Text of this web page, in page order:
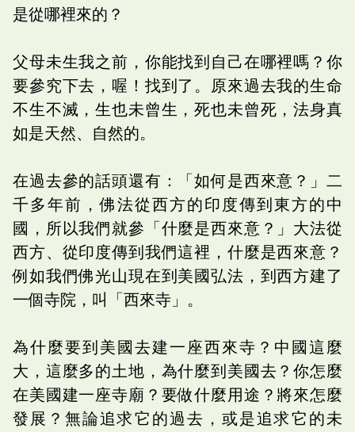
是從哪裡來的？
父母未生我之前，你能找到自己在哪裡嗎？你
要參究下去，喔！找到了。原來過去我的生命
不生不滅，生也未曾生，死也未曾死，法身真
如是天然、自然的。
在過去參的話頭還有：「如何是西來意？」二
千多年前，佛法從西方的印度傳到東方的中
國，所以我們就參「什麼是西來意？」大法從
西方、從印度傳到我們這裡，什麼是西來意？
例如我們佛光山現在到美國弘法，到西方建了
一個寺院，叫「西來寺」。
為什麼要到美國去建一座西來寺？中國這麼
大，這麼多的土地，為什麼到美國去？你怎麼
在美國建一座寺廟？要做什麼用途？將來怎麼
發展？無論追求它的過去，或是追求它的未